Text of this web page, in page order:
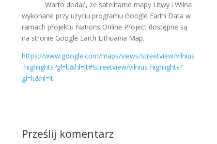
Warto dodać, że satelitarne mapy Litwy i Wilna
wykonane przy użyciu programu Google Earth Data w
ramach projektu Nations Online Project dostępne są
na stronie Google Earth Lithuania Map.
https://www.google.com/maps/views/streetview/vilnius
-highlights?gl=lt&hl=lt#!streetview/vilnius-highlights?
gl=lt&hl=lt
Prześlij komentarz